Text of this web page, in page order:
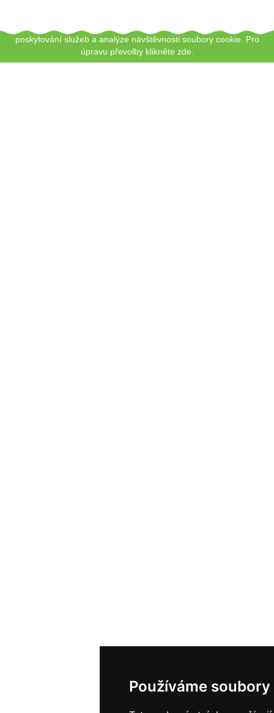
Používáme
poskytování služeb a analýze návštěvnosti soubory cookie. Pro
úpravu převolby klikněte zde.